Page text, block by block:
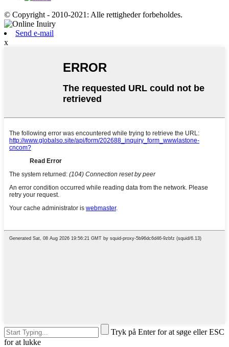
© Copyright - 2010-2021: Alle rettigheder forbeholdes.
Send e-mail
x
Tryk på Enter for at søge eller ESC
for at lukke